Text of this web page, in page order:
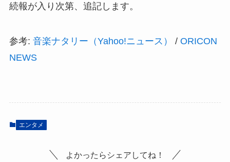
続報が入り次第、追記します。
参考: 音楽ナタリー（Yahoo!ニュース） / ORICON
NEWS
エンタメ
よかったらシェアしてね！